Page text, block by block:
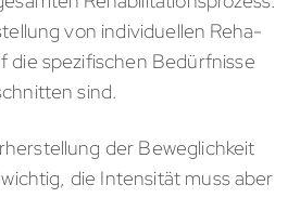
von individuellen Reha-
die spezifischen Bedürfnisse
sind.
der Beweglichkeit
die Intensität muss aber